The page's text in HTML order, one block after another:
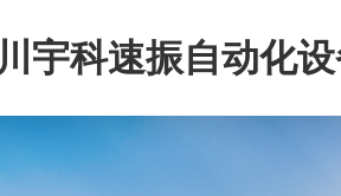
宇科速振自动化